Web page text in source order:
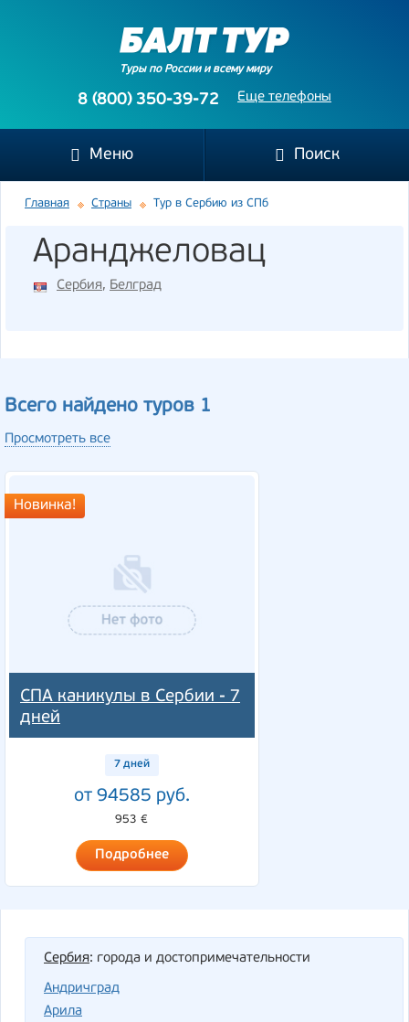
Туры по России и всему миру
Еще телефоны
8 (800) 350-39-72
Меню Поиск
Главная Страны Тур в Сербию из СПб
Аранджеловац
Сербия, Белград
Всего найдено туров 1
Просмотреть все
СПА каникулы в Сербии - 7
дней
Новинка!
7 дней
от 94585 руб.
953 €
Подробнее
Сербия: города и достопримечательности
Андричград
Арила